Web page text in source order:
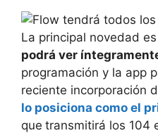
La principal novedad
podrá ver
programación y la app
reciente incorporación
lo posiciona como el
que transmitirá los 104